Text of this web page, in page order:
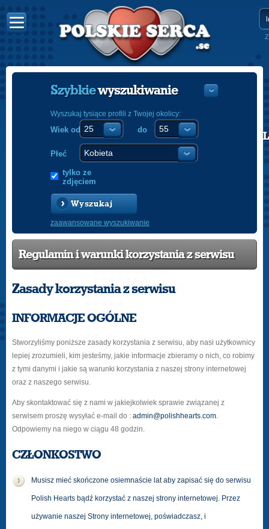
POLISH
Szybkiewyszukiwanie
Wyszukaj tysiące profili z Twojej okolicy:
Wiek od do
Płeć
tylko ze
zdjęciem
Wyszukaj
zaawansowane wyszukiwanie
Regulamin i warunki korzystania z serwisu
Zasady korzystania z serwisu
INFORMACJE OGÓLNE
Stworzyliśmy poniższe zasady korzystania z serwisu, aby nasi użytkownicy
lepiej zrozumieli, kim jesteśmy, jakie informacje zbieramy o nich, co robimy
z tymi danymi i jakie są warunki korzystania z naszej strony internetowej
oraz z naszego serwisu.
Aby skontaktować się z nami w jakiejkolwiek sprawie związanej z
serwisem proszę wysyłać e-mail do : admin@polishhearts.com.
Odpowiemy na niego w ciągu 48 godzin.
CZŁONKOSTWO
Musisz mieć skończone osiemnaście lat aby zapisać się do serwisu
Polish Hearts bądź korzystać z naszej strony internetowej. Przez
używanie naszej Strony internetowej, poświadczasz, i